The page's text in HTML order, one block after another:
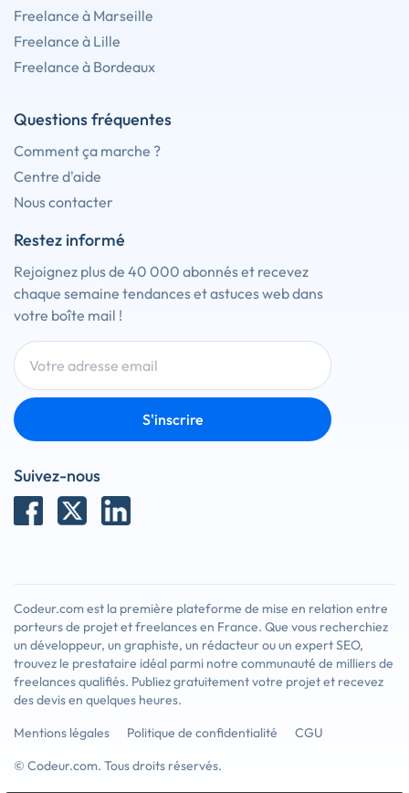
Freelance à Marseille
Freelance à Lille
Freelance à Bordeaux
Questions fréquentes
Comment ça marche ?
Centre d'aide
Nous contacter
Restez informé
Rejoignez plus de 40 000 abonnés et recevez
chaque semaine tendances et astuces web dans
votre boîte mail !
S'inscrire
Suivez-nous
Codeur.com est la première plateforme de mise en relation entre
porteurs de projet et freelances en France. Que vous recherchiez
un développeur, un graphiste, un rédacteur ou un expert SEO,
trouvez le prestataire idéal parmi notre communauté de milliers de
freelances qualifiés. Publiez gratuitement votre projet et recevez
des devis en quelques heures.
Mentions légales
Politique de confidentialité
CGU
© Codeur.com. Tous droits réservés.